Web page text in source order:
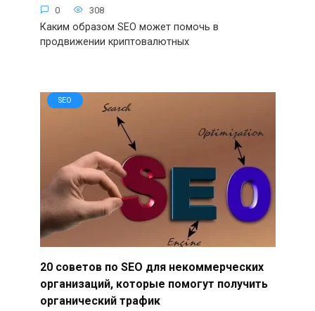
0 308
Каким образом SEO может помочь в
продвижении криптовалютных
SEO
20 советов по SEO для некоммерческих
организаций, которые помогут получить
органический трафик